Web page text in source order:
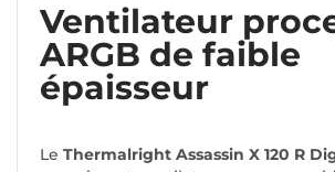
Ventilateur
ARGB de faible
épaisseur
Le Thermalright Assassin X 120 R